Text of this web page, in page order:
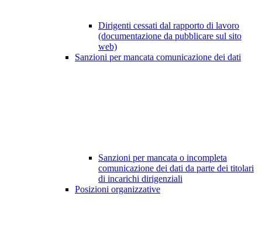
Dirigenti cessati dal rapporto di lavoro
(documentazione da pubblicare sul sito
web)
Sanzioni per mancata comunicazione dei dati
Sanzioni per mancata o incompleta
comunicazione dei dati da parte dei titolari
di incarichi dirigenziali
Posizioni organizzative